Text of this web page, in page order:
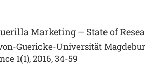
Marketing – State of
Guericke-Universität
1(1), 2016, 34-59